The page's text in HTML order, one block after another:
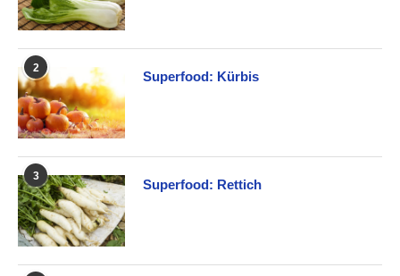
2
Superfood: Kürbis
3
Superfood: Rettich